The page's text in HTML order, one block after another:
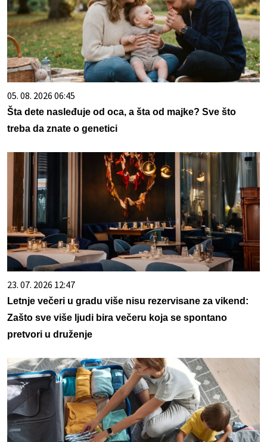
05. 08. 2026 06:45
Šta dete nasleđuje od oca, a šta od majke? Sve što
treba da znate o genetici
23. 07. 2026 12:47
Letnje večeri u gradu više nisu rezervisane za vikend:
Zašto sve više ljudi bira večeru koja se spontano
pretvori u druženje